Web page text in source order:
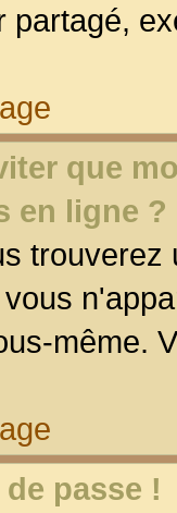
partagé,
que
en ligne ?
même.
passe !